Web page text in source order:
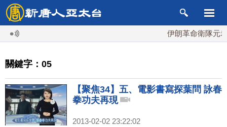
伊朗革命衛隊元老
關鍵字：05
【聚焦34】五、電影書寫探葉問 詠春
拳功夫再現
2013-02-02 23:22:02